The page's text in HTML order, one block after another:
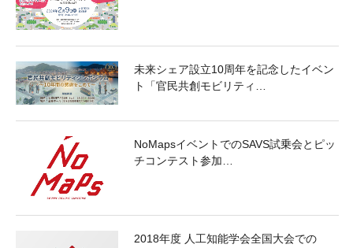
未来シェア設立10周年を記念したイベン
ト「官民共創モビリティ…
NoMapsイベントでのSAVS試乗会とピッ
チコンテスト参加…
2018年度 人工知能学会全国大会での